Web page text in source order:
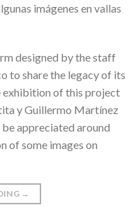
imágenes en vallas
designed by the staff
to share the legacy of its
exhibition of this project
y Guillermo Martínez
appreciated around
of some images on
→